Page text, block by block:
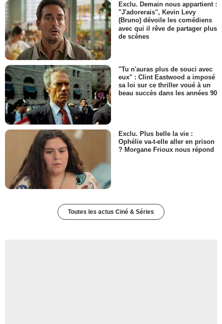
Exclu. Demain nous appartient :
"J'adorerais", Kevin Levy
(Bruno) dévoile les comédiens
avec qui il rêve de partager plus
de scènes
"Tu n'auras plus de souci avec
eux" : Clint Eastwood a imposé
sa loi sur ce thriller voué à un
beau succès dans les années 90
Exclu. Plus belle la vie :
Ophélie va-t-elle aller en prison
? Morgane Frioux nous répond
Toutes les actus Ciné & Séries